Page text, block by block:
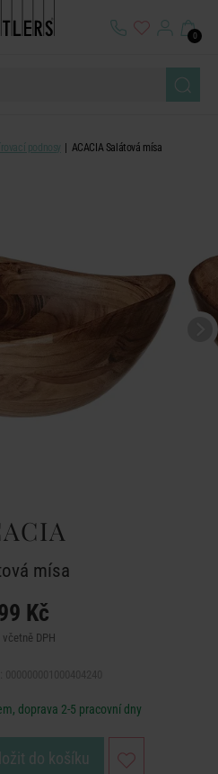
0
podnosy ACACIA Salátová mísa
mísa
Kč
včetně DPH
doprava 2-5 pracovní dny
do košíku